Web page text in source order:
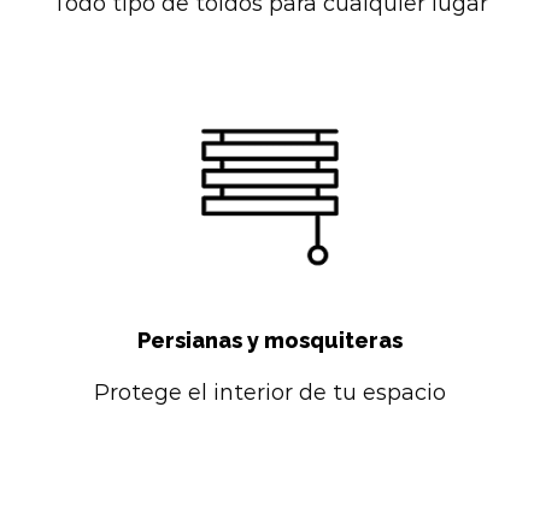
Persianas y mosquiteras
Protege el interior de tu espacio